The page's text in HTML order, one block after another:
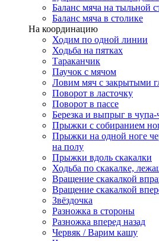
Баланс мяча на тыльной
Баланс мяча в столике
На координацию
Ходим по одной линии
Ходьба на пятках
Тараканчик
Паучок с мячом
Ловим мяч с закрытыми
Поворот в ласточку
Поворот в пассе
Березка и выпрыг в чупа-
Прыжки с собиранием
Прыжки на одной ноге
на полу
Прыжки вдоль скакалки
Ходьба по скакалке,
Вращение скакалкой
Вращение скакалкой
Звёздочка
Разножка в стороны
Разножка вперед назад
Червяк / Варим кашу